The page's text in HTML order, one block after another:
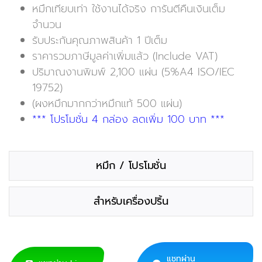
หมึกเทียบเท่า ใช้งานได้จริง การันตีคืนเงินเต็ม
จำนวน
รับประกันคุณภาพสินค้า 1 ปีเต็ม
ราคารวมภาษีมูลค่าเพิ่มแล้ว (Include VAT)
ปริมาณงานพิมพ์ 2,100 แผ่น (5%A4 ISO/IEC
19752)
(ผงหมึกมากกว่าหมึกแท้ 500 แผ่น)
*** โปรโมชั่น 4 กล่อง ลดเพิ่ม 100 บาท ***
หมึก / โปรโมชั่น
สำหรับเครื่องปริ้น
แชทผ่าน